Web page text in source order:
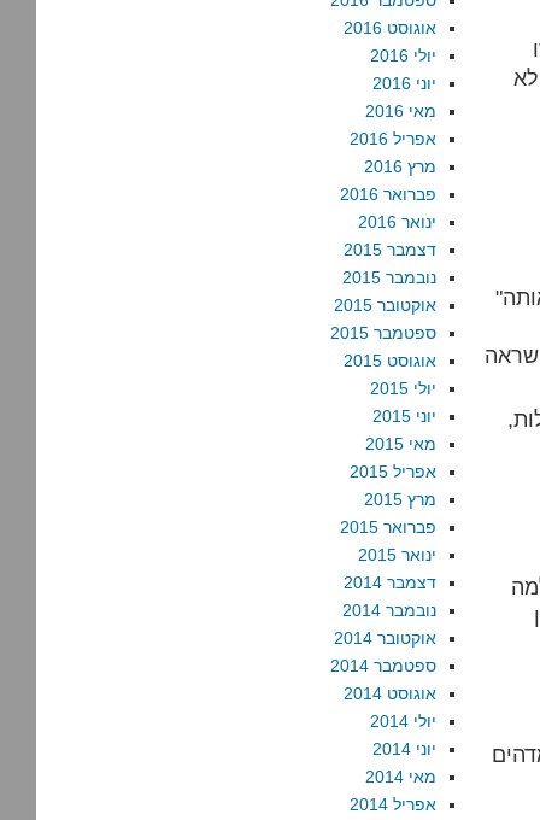
"למה
אוגוסט 2016
יולי 2016
יוני 2016
מאי 2016
אפריל 2016
מרץ 2016
פברואר 2016
ינואר 2016
דצמבר 2015
נובמבר 2015
אוקטובר 2015
ספטמבר 2015
אוגוסט 2015
יולי 2015
יוני 2015
מאי 2015
אפריל 2015
מרץ 2015
פברואר 2015
ינואר 2015
דצמבר 2014
נובמבר 2014
אוקטובר 2014
ספטמבר 2014
אוגוסט 2014
יולי 2014
יוני 2014
מאי 2014
אפריל 2014